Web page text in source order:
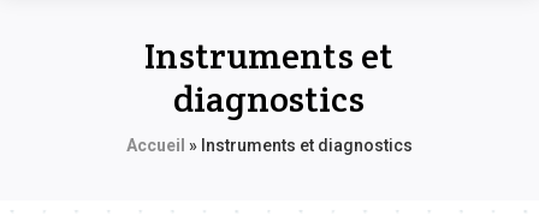
Instruments et
diagnostics
Accueil » Instruments et diagnostics